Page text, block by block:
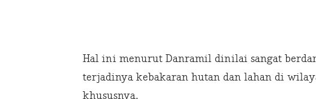
Hal ini menurut Danramil dinilai sangat
terjadinya kebakaran hutan dan lahan di
khususnya.